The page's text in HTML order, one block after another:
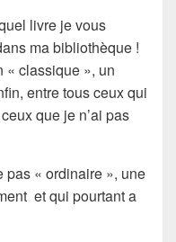
livre je vous
ma bibliothèque !
« classique », un
entre tous ceux qui
que je n’ai pas
pas « ordinaire », une
et qui pourtant a